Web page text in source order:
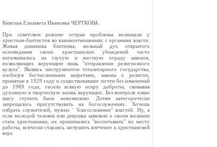
Княгиня Елизавета Ивановна ЧЕРТКОВА
При советском режиме острые проблемы возникали у
христиан-баптистов во взаимоотношениях с органами власти.
Живая динамика баптизма, вольный дух открытого
исповедания своих христианских убеждений часто
наталкивались на глухую и жесткую ограду законов,
позволяющих верующим лишь "отправление религиозного
культа". Являясь инструментом тоталитарного государства,
изобилуя бесчисленными запретами, законы о религии,
принятые в 1929 году и существовавшие почти без изменений
до 1989 года, гасили всякую искру доброты, сковывая
духовную и творческую жизнь верующих. Без контроля извне
шагу ступить было невозможно. Детям категорически
запрещалось присутствовать на богослужениях. Хочешь
избрать служителей, нужно ' 'благословение" властей. Ну, а
если молодой человек или девушка заявляли о своем желании
стать христианами, их принимались "воспитывать" по месту
работы, всячески стараясь заглушить влечение к христианской
вере.